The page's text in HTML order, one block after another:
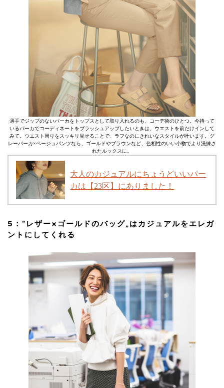
薄手でジップのないパーカをトップスとして取り入れるのも、コーデ術のひとつ。今持って
いるパーカでコーディネートをブラッシュアップしたいときは、ウエストを前だけインして
みて。ウエスト周りをスッキリ見せることで、ラフなのにきれいなスタイルが叶います。グ
レーパーカ×ベージュパンツなら、ゴールドやブラウンなど、色相性のいい小物でより洗練さ
れたルックスに。
大人のカジュアルにちょうどいいパー
カは【23区】にありました！
5： “レザー×ゴールドのバッグ„はカジュアルをエレガ
ントにしてくれる